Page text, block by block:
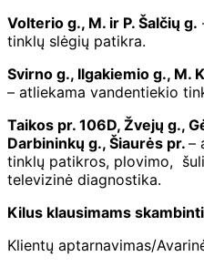
Volterio g., M. ir P. Šalčių g.
tinklų slėgių patikra.
Svirno g., Ilgakiemio g., M.
– atliekama vandentiekio
Taikos pr. 106D, Žvejų g.,
Darbininkų g., Šiaurės pr. –
tinklų patikros, plovimo,
televizinė diagnostika.
Kilus klausimams
Klientų aptarnavimas/